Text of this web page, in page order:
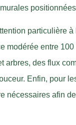
particulière
modérée entre
arbres, des flux
Enfin, pour
nécessaires afin